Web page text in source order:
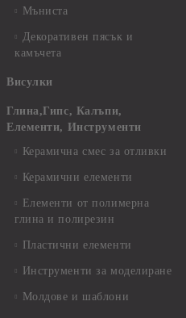
Мъниста
Декоративен пясък и
камъчета
Висулки
Глина,Гипс, Калъпи,
Елементи, Инструменти
Керамична смес за отливки
Керамични елементи
Елементи от полимерна
глина и полирезин
Пластични елементи
Инструменти за моделиране
Молдове и шаблони